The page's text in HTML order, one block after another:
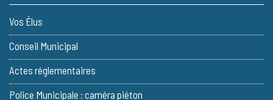
Vos Élus
Conseil Municipal
Actes réglementaires
Police Municipale : caméra piéton